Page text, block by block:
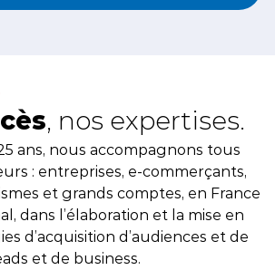
, nos expertises.
ans, nous accompagnons tous
: entreprises, e-commerçants,
et grands comptes, en France
dans l’élaboration et la mise en
d’acquisition d’audiences et de
et de business.